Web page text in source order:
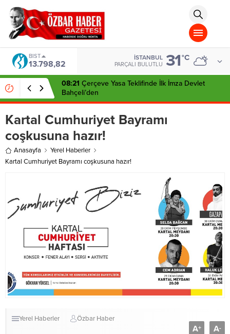
islami
chat
omegla
türk
sohbet
cinsel
sohbet
dini
chat
BIST
13.798,82
İSTANBUL
PARÇALI BULUTLU 31°C
08:21 Çerçeve Yasa Teklifinde İlk İmza Devlet
Bahçeli’den
Kartal Cumhuriyet Bayramı
coşkusuna hazır!
Anasayfa
Yerel Haberler
Kartal Cumhuriyet Bayramı coşkusuna hazır!
Yerel Haberler Özbar Haber
A+ A-